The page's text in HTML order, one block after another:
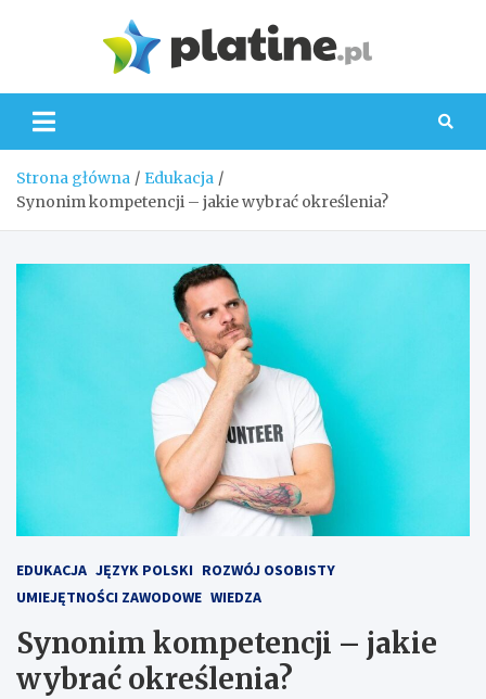
Strona główna
Edukacja
Synonim kompetencji – jakie wybrać określenia?
EDUKACJA JĘZYK POLSKI ROZWÓJ OSOBISTY
UMIEJĘTNOŚCI ZAWODOWE WIEDZA
Synonim kompetencji – jakie
wybrać określenia?